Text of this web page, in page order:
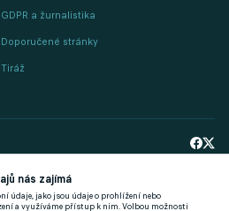
GDPR a žurnalistika
Doporučené stránky
Tiráž
nás zajímá
údaje, jako jsou údaje o prohlížení nebo
a využíváme přístup k nim. Volbou možnosti